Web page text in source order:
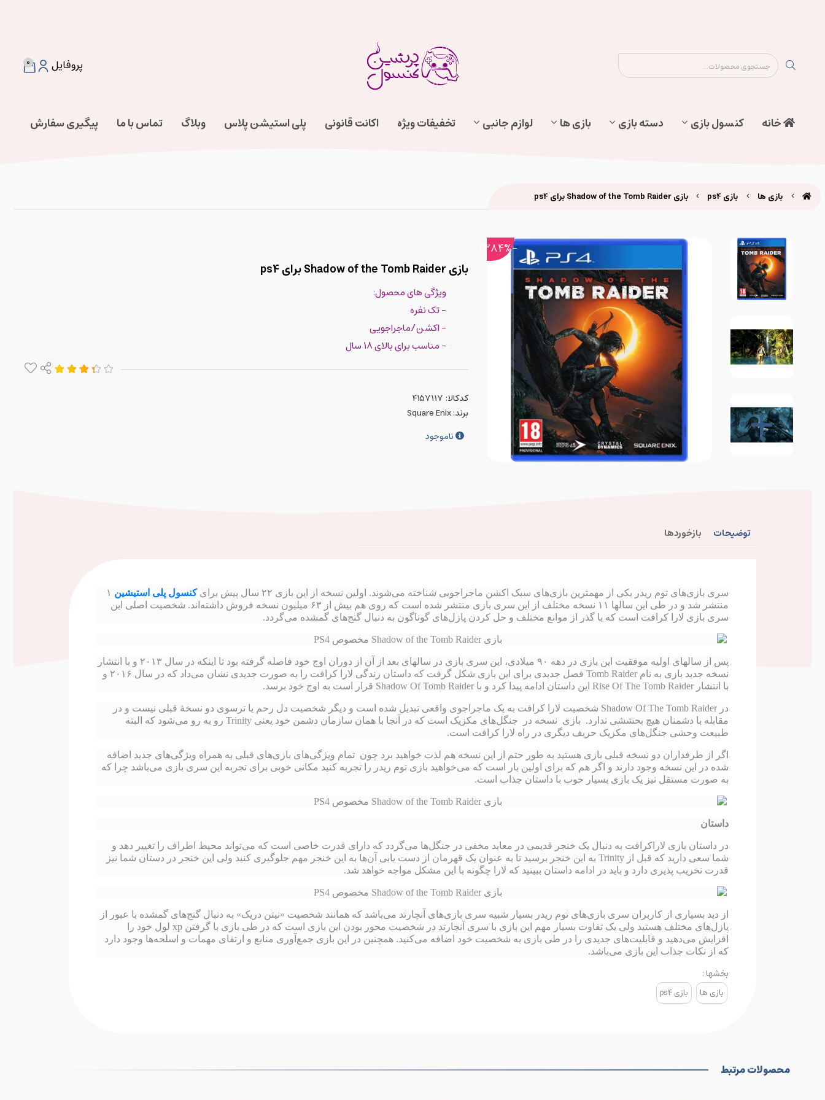
0 پروفایل
خانه کنسول بازی دسته بازی بازی ها لوازم جانبی تخفیفات ویژه اکانت قانونی پلی استیشن پلاس وبلاگ تماس با ما پیگیری سفارش
بازی ها بازی ps4 بازی Shadow of the Tomb Raider برای ps4
-1384%
بازی Shadow of the Tomb Raider برای ps4
ویژگی های محصول:
- تک نفره
- اکشن/ماجراجویی
- مناسب برای بالای 18 سال
کدکالا:
برند:Square Enix
ناموجود
توضیحات بازخوردها
سری بازی‌های توم ریدر یکی از مهمترین بازی‌های سبک اکشن ماجراجویی شناخته می‌شوند. اولین نسخه از این بازی ۲۲ سال پیش برای کنسول پلی استیشین ۱
منتشر شد و در طی این سالها ۱۱ نسخه مختلف از این سری بازی منتشر شده است که روی هم بیش از ۶۳ میلیون نسخه فروش داشته‌اند. شخصیت اصلی این
سری بازی لارا کرافت است که با گذر از موانع مختلف و حل کردن پازل‌های گوناگون به دنبال گنج‌های گمشده می‌گردد.
پس از سالهای اولیه موفقیت این بازی در دهه ۹۰ میلادی، این سری بازی در سالهای بعد از آن از دوران اوج خود فاصله گرفته بود تا اینکه در سال ۲۰۱۳ و با انتشار
نسخه جدید بازی به نام Tomb Raider فصل جدیدی برای این بازی شکل گرفت که داستان زندگی لارا کرافت را به صورت جدیدی نشان می‌داد که در سال ۲۰۱۶ و
با انتشار Rise Of The Tomb Raider این داستان ادامه پیدا کرد و با Shadow Of Tomb Raider قرار است به اوج خود برسد.
در Shadow Of The Tomb Raider شخصیت لارا کرافت به یک ماجراجوی واقعی تبدیل شده است و دیگر شخصیت دل رحم یا ترسوی دو نسخهٔ قبلی نیست و در
مقابله با دشمنان هیچ بخششی ندارد. بازی نسخه در جنگل‌های مکزیک است که در آنجا با همان سازمان دشمن خود یعنی Trinity رو به رو می‌شود که البته
طبیعت وحشی جنگل‌های مکزیک حریف دیگری در راه لارا کرافت است.
اگر از طرفداران دو نسخه قبلی بازی هستید به طور حتم از این نسخه هم لذت خواهید برد چون تمام ویژگی‌های بازی‌های قبلی به همراه ویژگی‌های جدید اضافه
شده در این نسخه وجود دارند و اگر هم که برای اولین بار است که می‌خواهید بازی توم ریدر را تجربه کنید مکانی خوبی برای تجربه این سری بازی می‌باشد چرا که
به صورت مستقل نیز یک بازی بسیار خوب با داستان جذاب است.
داستان
در داستان بازی لاراکرافت به دنبال یک خنجر قدیمی‌ در معابد مخفی در جنگل‌ها می‌گردد که دارای قدرت خاصی است که می‌تواند محیط اطراف را تغییر دهد و
شما سعی دارید که قبل از Trinity به این خنجر برسید تا به عنوان یک قهرمان از دست یابی آن‌ها به این خنجر مهم جلوگیری کنید ولی این خنجر در دستان شما نیز
قدرت تخریب پذیری دارد و باید در ادامه داستان ببینید که لارا چگونه با این مشکل مواجه خواهد شد.
از دید بسیاری از کاربران سری بازی‌های توم ریدر بسیار شبیه سری بازی‌های آنچارتد می‌باشد که همانند شخصیت «نیتن دریک» به دنبال گنج‌های گمشده با عبور از
پازل‌های مختلف هستید ولی یک تفاوت بسیار مهم این بازی با سری آنچارتد در شخصیت محور بودن این بازی است که در طی بازی با گرفتن xp لول خود را
افزایش می‌دهید و قابلیت‌های جدیدی را در طی بازی به شخصیت خود اضافه می‌کنید. همچنین در این بازی جمع‌آوری منابع و ارتقای مهمات و اسلحه‌ها وجود دارد
که از نکات جذاب این بازی می‌باشد.
بخشها :
بازی ها بازی ps4
محصولات مرتبط